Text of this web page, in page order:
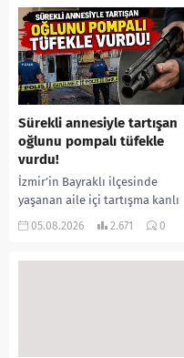
Sürekli annesiyle tartışan
oğlunu pompalı tüfekle
vurdu!
İzmir’in Bayraklı ilçesinde
yaşanan aile içi tartışma kanlı
bitti. İddiaya göre, uzun süredir
05.08.2026 2.671 0